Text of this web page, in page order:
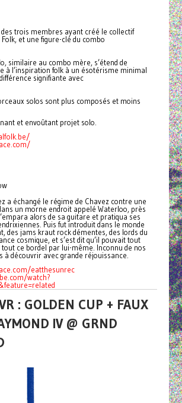
des trois membres ayant créé le collectif
et une figure-clé du combo
similaire au combo mère, s’étend de
à l’inspiration folk à un ésotérisme minimal
signifiante avec
solos sont plus composés et moins
et envoûtant projet solo.
a échangé le régime de Chavez contre une
un morne endroit appelé Waterloo, près
alors de sa guitare et pratiqua ses
Puis fut introduit dans le monde
des jams kraut rock démentes, des lords du
cosmique, et s’est dit qu’il pouvait tout
ce bordel par lui-même. Inconnu de nos
à découvrir avec grande réjouissance.
eatthesunrec
watch?
: GOLDEN CUP + FAUX
IV @ GRND